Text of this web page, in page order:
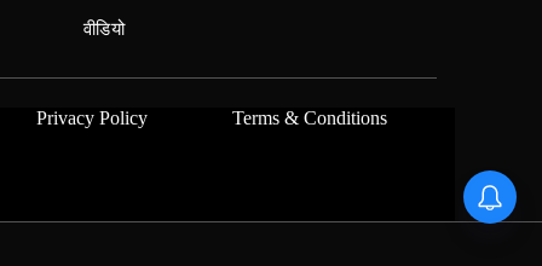
वीडियो
Privacy Policy Terms & Conditions